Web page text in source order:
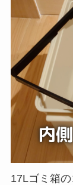
17Lゴミ箱